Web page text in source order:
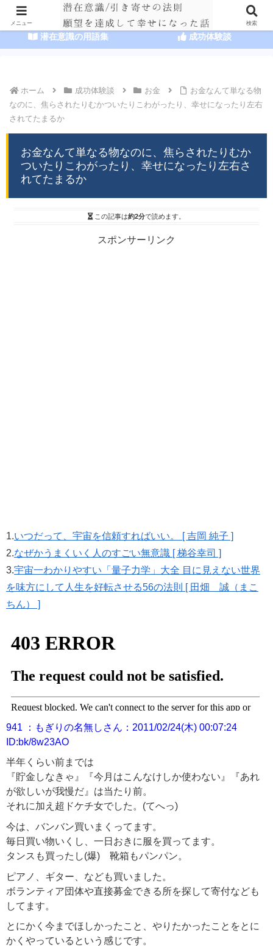
HOME 潜在意識の達人まとめ
潜在意識の用語集 成功体験談
ホーム 成功体験談 お金
お金なんて単なる物
なのに、焦らされたりむかついたりこわがったり、幸せになったり左右
されてたまるか
お金なんて単なる物なのに、焦らされたりむか
ついたりこわがったり、幸せになったり左右さ
れてたまるか
この記事は約2分で読めます。
スポンサーリンク
1.いつだって、宇宙を信頼すればいい。 [ 吉岡 純子 ]
2.なぜかうまくいく人のすごい無意識 [ 梯谷幸司 ]
3.宇宙一わかりやすい「量子力学」大全 目に見えない世界
を味方にして人生を好転させる56の法則 [ 田畑 誠（まこ
ちん） ]
941 ：もぎりの名無しさん：2011/02/24(木) 00:07:24
ID:bk/8w23AO
半年くらい前までは
『貯金しなきゃ』『今月はこんなけしか使わない』『あれ
が欲しいが我慢だ』は当たり前。
それに加え超ドケチ女でした。(てへっ)
今は、バンバン買いまくってます。
毎日買い物いくし、一日おきに服を買ってます。
タンスも買ったし(爆) 靴箱もパンパン。
ピアノ、ギター、なども買いました。
ボランティア団体や直接募金できる所を探して寄付なども
してます。
とにかく今までほしかったこと、やりたかったことをとに
かくやっているという感じです。
メニュー 検索